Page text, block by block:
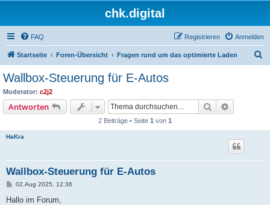
chk.digital
FAQ Anmelden
Registrieren
Startseite Foren-Übersicht Fragen rund um das optimierte Laden
Wallbox-Steuerung für E-Autos
Moderator: c2j2
Antworten Suche
2 Beiträge • Seite 1 von 1
HaKra
Wallbox-Steuerung für E-Autos
B
i
02.Aug 2025, 12:36
Hallo im Forum,